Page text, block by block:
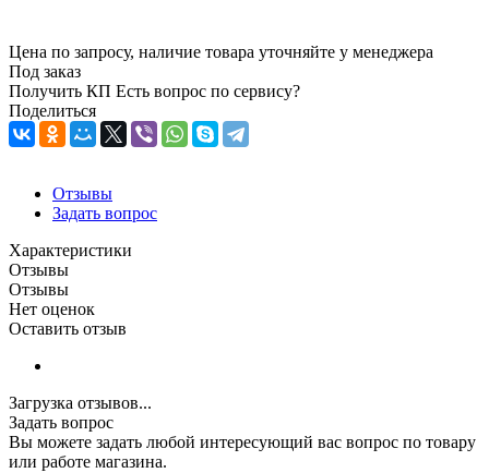
Цена по запросу, наличие товара уточняйте у менеджера
Под заказ
Получить КП Есть вопрос по сервису?
Поделиться
Отзывы
Задать вопрос
Характеристики
Отзывы
Отзывы
Нет оценок
Оставить отзыв
Загрузка отзывов...
Задать вопрос
Вы можете задать любой интересующий вас вопрос по товару
или работе магазина.